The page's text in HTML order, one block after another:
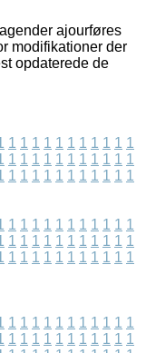
ajourføres
modifikationer der
opdaterede de
1 1 1 1 1 1 1 1 1 1 1
1 1 1 1 1 1 1 1 1 1 1
1 1 1 1 1 1 1 1 1 1 1
1 1 1 1 1 1 1 1 1 1 1
1 1 1 1 1 1 1 1 1 1 1
1 1 1 1 1 1 1 1 1 1 1
1 1 1 1 1 1 1 1 1 1 1
1 1 1 1 1 1 1 1 1 1 1